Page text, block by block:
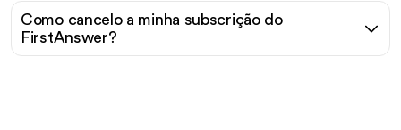
Como cancelo a minha subscrição do
FirstAnswer?